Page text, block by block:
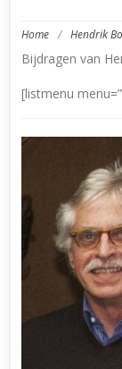
Home / Hendrik
Bijdragen van
[listmenu